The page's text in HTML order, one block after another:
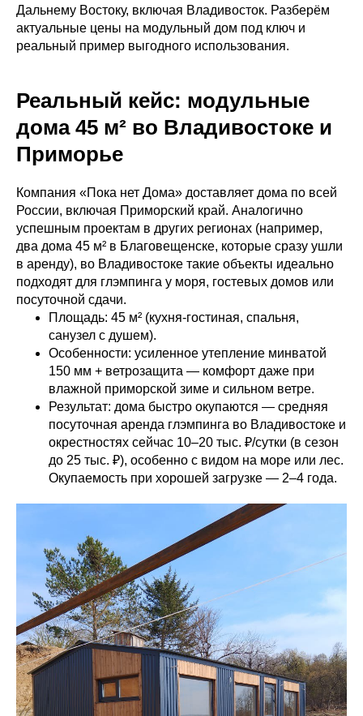
Дальнему Востоку, включая Владивосток. Разберём
актуальные цены на модульный дом под ключ и
реальный пример выгодного использования.
Реальный кейс: модульные
дома 45 м² во Владивостоке и
Приморье
Компания «Пока нет Дома» доставляет дома по всей
России, включая Приморский край. Аналогично
успешным проектам в других регионах (например,
два дома 45 м² в Благовещенске, которые сразу ушли
в аренду), во Владивостоке такие объекты идеально
подходят для глэмпинга у моря, гостевых домов или
посуточной сдачи.
Площадь: 45 м² (кухня-гостиная, спальня,
санузел с душем).
Особенности: усиленное утепление минватой
150 мм + ветрозащита — комфорт даже при
влажной приморской зиме и сильном ветре.
Результат: дома быстро окупаются — средняя
посуточная аренда глэмпинга во Владивостоке и
окрестностях сейчас 10–20 тыс. ₽/сутки (в сезон
до 25 тыс. ₽), особенно с видом на море или лес.
Окупаемость при хорошей загрузке — 2–4 года.